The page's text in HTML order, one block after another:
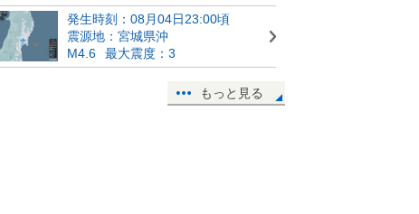
発生時刻：08月04日23:00頃
震源地：宮城県沖
M4.6
最大震度：3
もっと見る